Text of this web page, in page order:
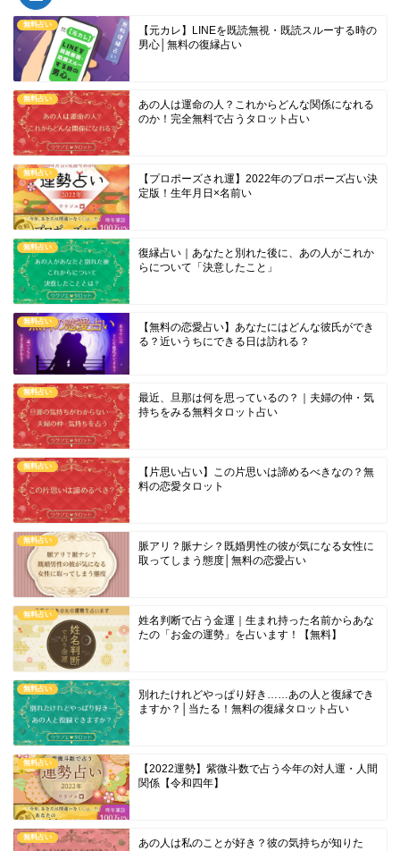
無料占い
【元カレ】LINEを既読無視・既読スルーする時の
男心│無料の復縁占い
無料占い
あの人は運命の人？これからどんな関係になれる
のか！完全無料で占うタロット占い
無料占い
【プロポーズされ運】2022年のプロポーズ占い決
定版！生年月日×名前い
無料占い
復縁占い｜あなたと別れた後に、あの人がこれか
らについて「決意したこと」
無料占い
【無料の恋愛占い】あなたにはどんな彼氏ができ
る？近いうちにできる日は訪れる？
無料占い
最近、旦那は何を思っているの？｜夫婦の仲・気
持ちをみる無料タロット占い
無料占い
【片思い占い】この片思いは諦めるべきなの？無
料の恋愛タロット
無料占い
脈アリ？脈ナシ？既婚男性の彼が気になる女性に
取ってしまう態度│無料の恋愛占い
無料占い
姓名判断で占う金運｜生まれ持った名前からあな
たの「お金の運勢」を占います！【無料】
無料占い
別れたけれどやっぱり好き……あの人と復縁でき
ますか？│当たる！無料の復縁タロット占い
無料占い
【2022運勢】紫微斗数で占う今年の対人運・人間
関係【令和四年】
無料占い
あの人は私のことが好き？彼の気持ちが知りた